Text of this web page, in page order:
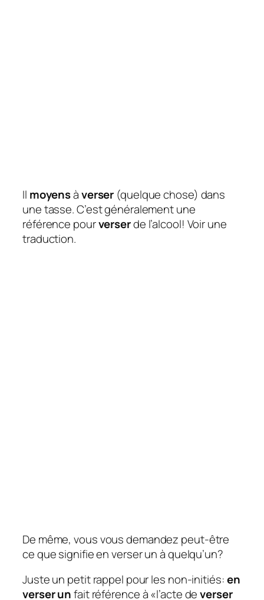
Il moyensàverser (quelque chose) dans
une tasse. C’est généralement une
référence pourverserde l’alcool! Voir une
traduction.
De même, vous vous demandez peut-être
ce que signifie en verser un à quelqu’un?
Juste un petit rappel pour les non-initiés:en
verser unfait référence à «l’acte deverser